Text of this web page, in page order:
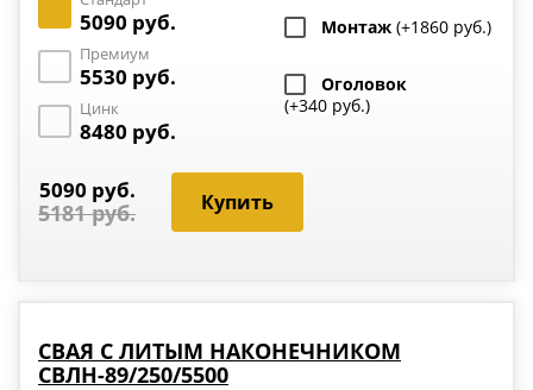
5090 руб.
Премиум
5530 руб.
Цинк
8480 руб.
Монтаж (+1860 руб.)
Оголовок
(+340 руб.)
5090 руб.
5181 руб.
СВАЯ С ЛИТЫМ НАКОНЕЧНИКОМ
СВЛН-89/250/5500